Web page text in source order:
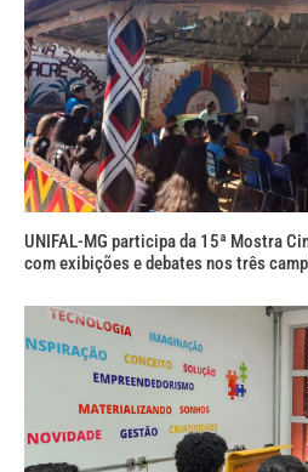
UNIFAL-MG participa da 15ª Mostra
com exibições e debates nos três